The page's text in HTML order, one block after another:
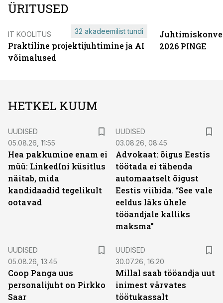
ÜRITUSED
IT KOOLITUS
Praktiline projektijuhtimine ja AI
võimalused
32 akadeemilist tundi
2026 PINGE
HETKEL KUUM
UUDISED
05.08.26, 11:55
Hea pakkumine enam ei
müü: LinkedIni küsitlus
näitab, mida
kandidaadid tegelikult
ootavad
UUDISED
03.08.26, 08:45
Advokaat: õigus Eestis
töötada ei tähenda
automaatselt õigust
Eestis viibida. “See vale
eeldus läks ühele
tööandjale kalliks
maksma”
UUDISED
05.08.26, 13:45
Coop Panga uus
personalijuht on Pirkko
Saar
UUDISED
30.07.26, 16:20
Millal saab tööandja uut
inimest värvates
töötukassalt